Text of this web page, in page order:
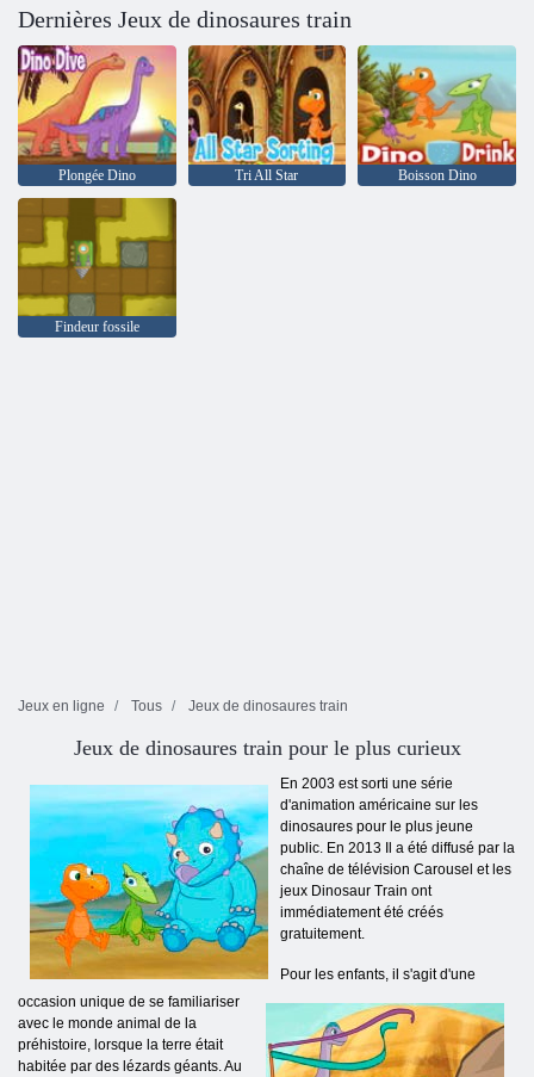
Dernières Jeux de dinosaures train
Plongée Dino Tri All Star Boisson Dino
Findeur fossile
Jeux en ligne Tous Jeux de dinosaures train
Jeux de dinosaures train pour le plus curieux
En 2003 est sorti une série
d'animation américaine sur les
dinosaures pour le plus jeune
public. En 2013 Il a été diffusé par la
chaîne de télévision Carousel et les
jeux Dinosaur Train ont
immédiatement été créés
gratuitement.
Pour les enfants, il s'agit d'une
occasion unique de se familiariser
avec le monde animal de la
préhistoire, lorsque la terre était
habitée par des lézards géants. Au